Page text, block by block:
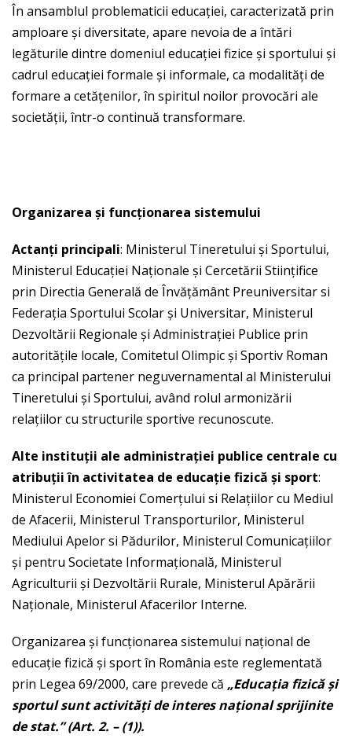
În ansamblul problematicii educaţiei, caracterizată prin
amploare şi diversitate, apare nevoia de a întări
legăturile dintre domeniul educaţiei fizice şi sportului şi
cadrul educaţiei formale şi informale, ca modalităţi de
formare a cetăţenilor, în spiritul noilor provocări ale
societăţii, într-o continuă transformare.
Organizarea şi funcţionarea sistemului
Actanţi principali: Ministerul Tineretului şi Sportului,
Ministerul Educaţiei Naţionale şi Cercetării Stiinţifice
prin Directia Generală de Învăţământ Preuniversitar si
Federaţia Sportului Scolar şi Universitar, Ministerul
Dezvoltării Regionale şi Administraţiei Publice prin
autorităţile locale, Comitetul Olimpic şi Sportiv Roman
ca principal partener neguvernamental al Ministerului
Tineretului şi Sportului, având rolul armonizării
relaţiilor cu structurile sportive recunoscute.
Alte instituţii ale administraţiei publice centrale cu
atribuţiiîn activitatea de educaţie fizică şi sport:
Ministerul Economiei Comerţului si Relaţiilor cu Mediul
de Afacerii, Ministerul Transporturilor, Ministerul
Mediului Apelor si Pădurilor, Ministerul Comunicaţiilor
şi pentru Societate Informaţională, Ministerul
Agriculturii şi Dezvoltării Rurale, Ministerul Apărării
Naţionale, Ministerul Afacerilor Interne.
Organizarea şi funcţionarea sistemului naţional de
educaţie fizică şi sport în România este reglementată
prin Legea 69/2000, care prevede că „Educaţia fizică şi
sportul sunt activităţi de interes naţional sprijinite
de stat.” (Art. 2. – (1)).